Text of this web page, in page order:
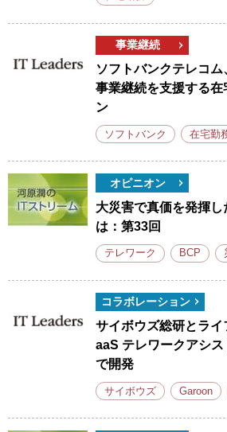
事業継続
ソフトバンクテレコ
事業継続を支援する在
ン
ソフトバンク 在宅勤
オピニオン
大災害で真価を発揮
は：第33回
テレワーク BCP
コラボレーション
サイボウズ総研とラ
aaS テレワークアシ
で開発
サイボウズ Garoon